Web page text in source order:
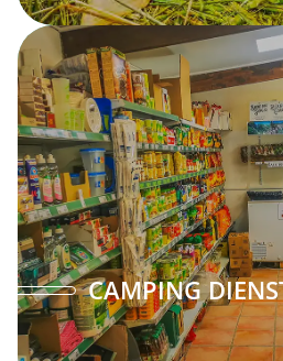
CAMPING